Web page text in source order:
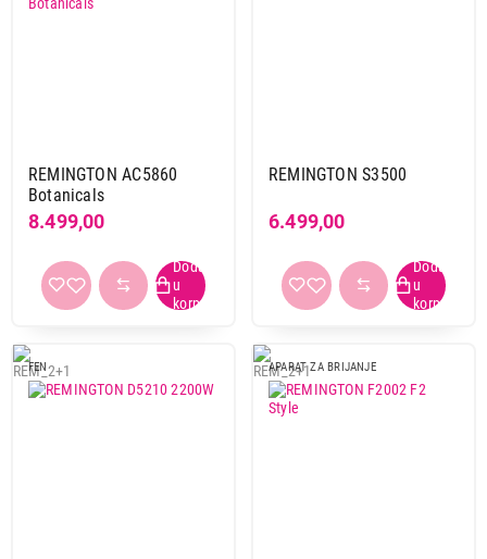
REMINGTON AC5860
Botanicals
8.499,00
REMINGTON S3500
6.499,00
FEN APARAT ZA BRIJANJE